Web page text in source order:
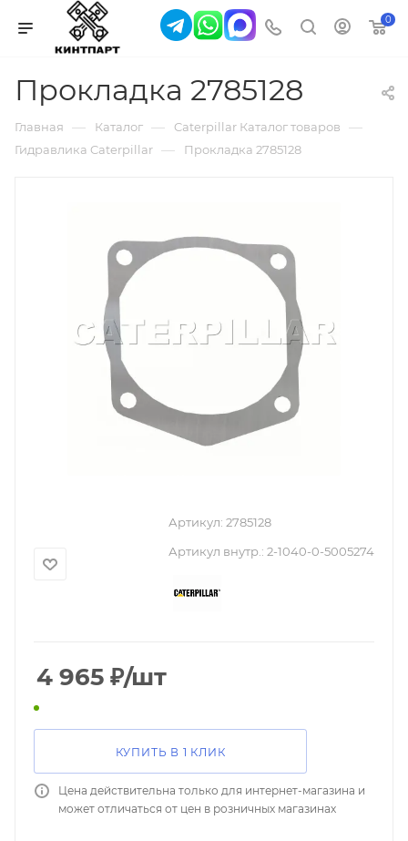
0
Прокладка 2785128
Главная — Каталог — Caterpillar Каталог товаров —
Гидравлика Caterpillar — Прокладка 2785128
Артикул: 2785128
Артикул внутр.: 2-1040-0-5005274
4 965 ₽/шт
КУПИТЬ В 1 КЛИК
Цена действительна только для интернет-магазина и
может отличаться от цен в розничных магазинах